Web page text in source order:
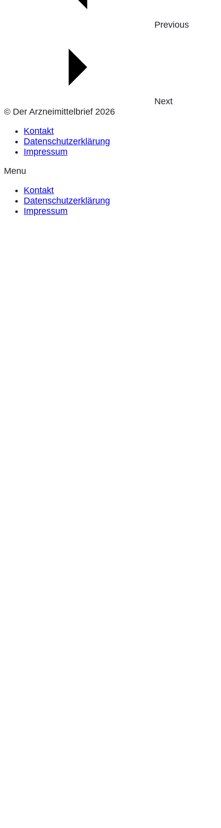
Previous
Next
© Der Arzneimittelbrief 2026
Kontakt
Datenschutzerklärung
Impressum
Menu
Kontakt
Datenschutzerklärung
Impressum